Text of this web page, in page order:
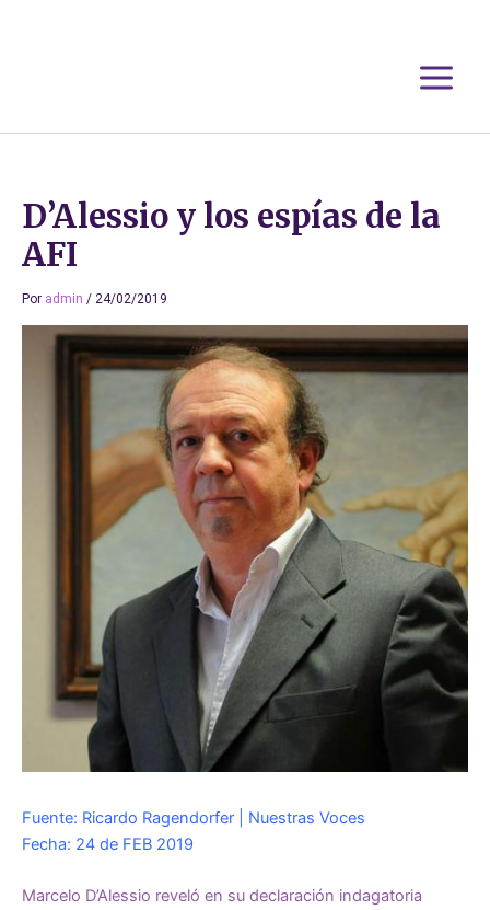
D’Alessio y los espías de la
AFI
Por admin / 24/02/2019
Fuente: Ricardo Ragendorfer | Nuestras Voces
Fecha: 24 de FEB 2019
Marcelo D’Alessio reveló en su declaración indagatoria